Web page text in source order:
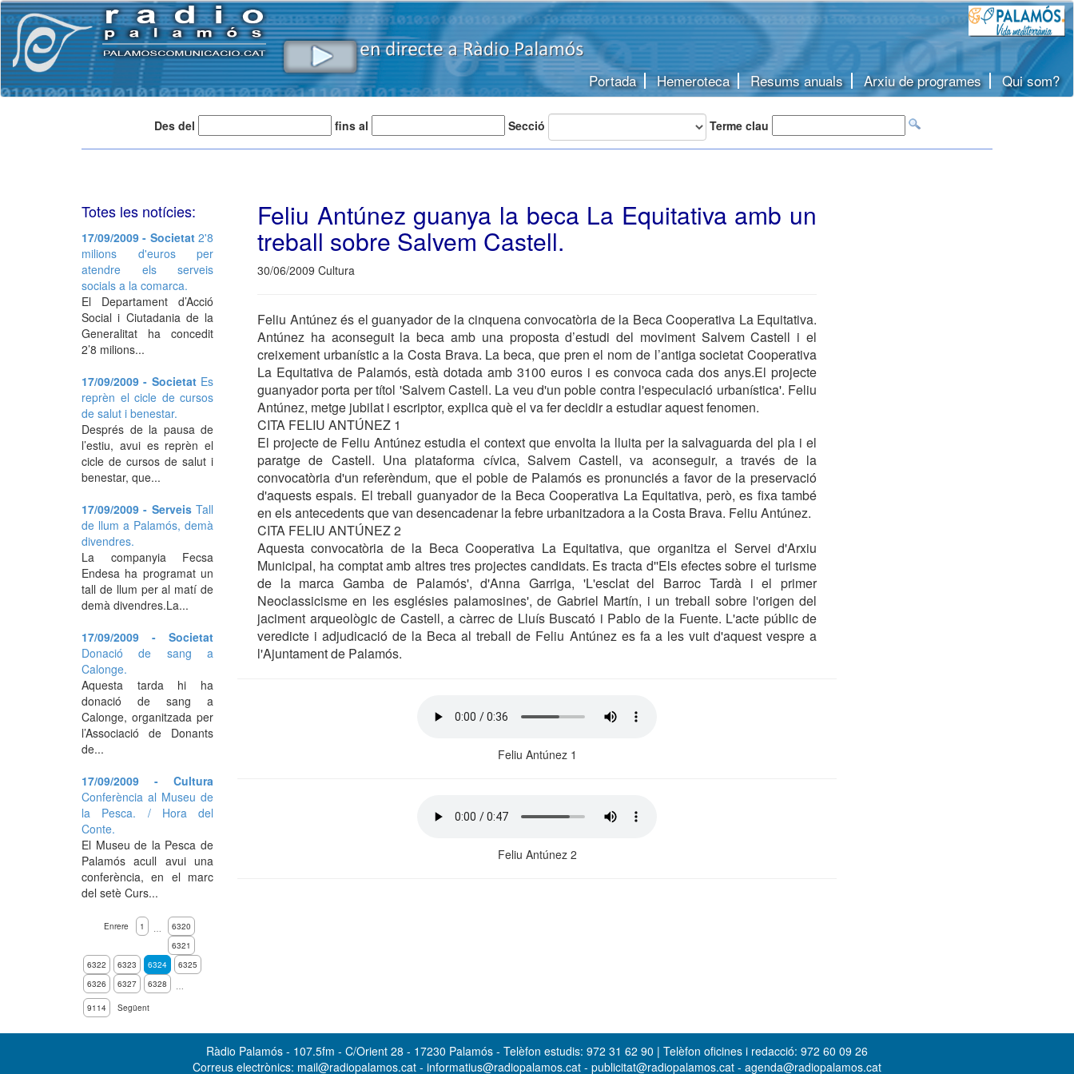
Portada Hemeroteca Resums anuals Arxiu de programes Qui som?
Des del fins al Secció Terme clau
Feliu Antúnez guanya la beca La Equitativa amb un
treball sobre Salvem Castell.
30/06/2009 Cultura
Feliu Antúnez és el guanyador de la cinquena convocatòria de la Beca Cooperativa La Equitativa.
Antúnez ha aconseguit la beca amb una proposta d’estudi del moviment Salvem Castell i el
creixement urbanístic a la Costa Brava. La beca, que pren el nom de l’antiga societat Cooperativa
La Equitativa de Palamós, està dotada amb 3100 euros i es convoca cada dos anys.El projecte
guanyador porta per títol 'Salvem Castell. La veu d'un poble contra l'especulació urbanística'. Feliu
Antúnez, metge jubilat i escriptor, explica què el va fer decidir a estudiar aquest fenomen.
CITA FELIU ANTÚNEZ 1
El projecte de Feliu Antúnez estudia el context que envolta la lluita per la salvaguarda del pla i el
paratge de Castell. Una plataforma cívica, Salvem Castell, va aconseguir, a través de la
convocatòria d'un referèndum, que el poble de Palamós es pronunciés a favor de la preservació
d'aquests espais. El treball guanyador de la Beca Cooperativa La Equitativa, però, es fixa també
en els antecedents que van desencadenar la febre urbanitzadora a la Costa Brava. Feliu Antúnez.
CITA FELIU ANTÚNEZ 2
Aquesta convocatòria de la Beca Cooperativa La Equitativa, que organitza el Servei d'Arxiu
Municipal, ha comptat amb altres tres projectes candidats. Es tracta d''Els efectes sobre el turisme
de la marca Gamba de Palamós', d'Anna Garriga, 'L'esclat del Barroc Tardà i el primer
Neoclassicisme en les esglésies palamosines', de Gabriel Martín, i un treball sobre l'origen del
jaciment arqueològic de Castell, a càrrec de Lluís Buscató i Pablo de la Fuente. L'acte públic de
veredicte i adjudicació de la Beca al treball de Feliu Antúnez es fa a les vuit d'aquest vespre a
l'Ajuntament de Palamós.
Feliu Antúnez 1
Feliu Antúnez 2
Totes les notícies:
17/09/2009 - Societat 2'8
milions d'euros per
atendre els serveis
socials a la comarca.
El Departament d’Acció
Social i Ciutadania de la
Generalitat ha concedit
2’8 milions...
17/09/2009 - Societat Es
reprèn el cicle de cursos
de salut i benestar.
Després de la pausa de
l’estiu, avui es reprèn el
cicle de cursos de salut i
benestar, que...
17/09/2009 - Serveis Tall
de llum a Palamós, demà
divendres.
La companyia Fecsa
Endesa ha programat un
tall de llum per al matí de
demà divendres.La...
17/09/2009 - Societat
Donació de sang a
Calonge.
Aquesta tarda hi ha
donació de sang a
Calonge, organitzada per
l’Associació de Donants
de...
17/09/2009 - Cultura
Conferència al Museu de
la Pesca. / Hora del
Conte.
El Museu de la Pesca de
Palamós acull avui una
conferència, en el marc
del setè Curs...
Enrere 1 …
6320
6321
6322
6323 6324
6325
6326
6327 6328
…
9114
Següent
Ràdio Palamós - 107.5fm - C/Orient 28 - 17230 Palamós - Telèfon estudis: 972 31 62 90 | Telèfon oficines i redacció: 972 60 09 26
Correus electrònics: mail@radiopalamos.cat - informatius@radiopalamos.cat - publicitat@radiopalamos.cat - agenda@radiopalamos.cat